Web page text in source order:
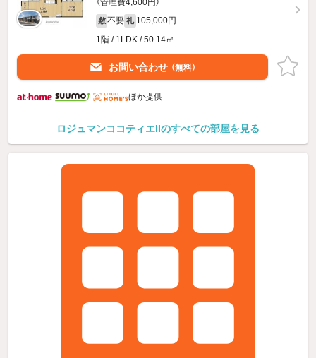
（管理費4,600円）
敷 不要 礼 105,000円
1階 / 1LDK / 50.14㎡
お問い合わせ （無料）
ほか提供
ロジュマンココティエIIのすべての部屋を見る